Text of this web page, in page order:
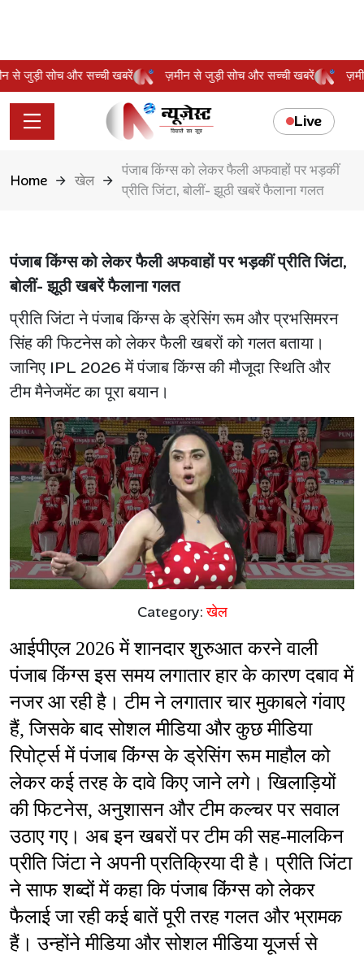
से जुड़ी सोच और सच्ची खबरें ज़मीन से जुड़ी सोच और सच्ची खबरें
Live
Home खेल
पंजाब किंग्स को लेकर फैली अफवाहों पर भड़कीं
प्रीति जिंटा, बोलीं- झूठी खबरें फैलाना गलत
पंजाब किंग्स को लेकर फैली अफवाहों पर भड़कीं प्रीति जिंटा,
बोलीं- झूठी खबरें फैलाना गलत
प्रीति जिंटा ने पंजाब किंग्स के ड्रेसिंग रूम और प्रभसिमरन
सिंह की फिटनेस को लेकर फैली खबरों को गलत बताया।
जानिए IPL 2026 में पंजाब किंग्स की मौजूदा स्थिति और
टीम मैनेजमेंट का पूरा बयान।
Category:खेल
आईपीएल 2026 में शानदार शुरुआत करने वाली
पंजाब किंग्स इस समय लगातार हार के कारण दबाव में
नजर आ रही है। टीम ने लगातार चार मुकाबले गंवाए
हैं, जिसके बाद सोशल मीडिया और कुछ मीडिया
रिपोर्ट्स में पंजाब किंग्स के ड्रेसिंग रूम माहौल को
लेकर कई तरह के दावे किए जाने लगे। खिलाड़ियों
की फिटनेस, अनुशासन और टीम कल्चर पर सवाल
उठाए गए। अब इन खबरों पर टीम की सह-मालकिन
प्रीति जिंटा ने अपनी प्रतिक्रिया दी है। प्रीति जिंटा
ने साफ शब्दों में कहा कि पंजाब किंग्स को लेकर
फैलाई जा रही कई बातें पूरी तरह गलत और भ्रामक
हैं। उन्होंने मीडिया और सोशल मीडिया यूजर्स से